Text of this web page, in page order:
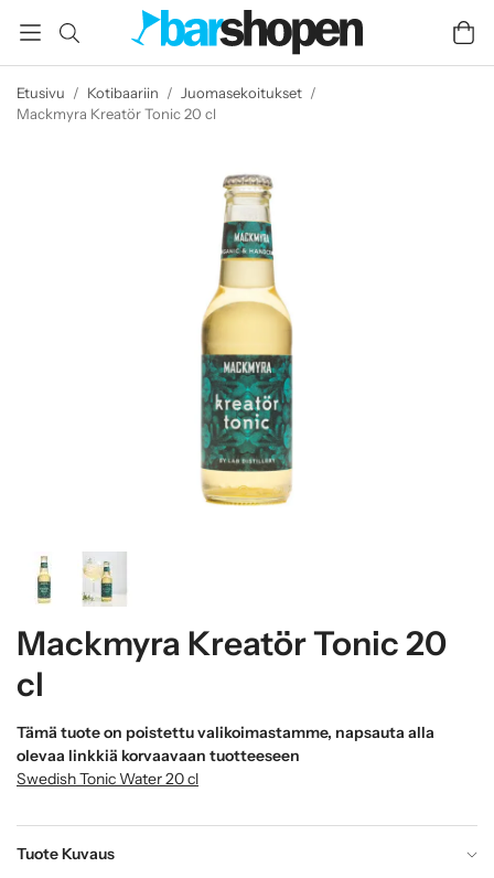
Etusivu / Kotibaariin / Juomasekoitukset /
Mackmyra Kreatör Tonic 20 cl
Mackmyra Kreatör Tonic 20
cl
Tämä tuote on poistettu valikoimastamme, napsauta alla
olevaa linkkiä korvaavaan tuotteeseen
Swedish Tonic Water 20 cl
Tuote Kuvaus